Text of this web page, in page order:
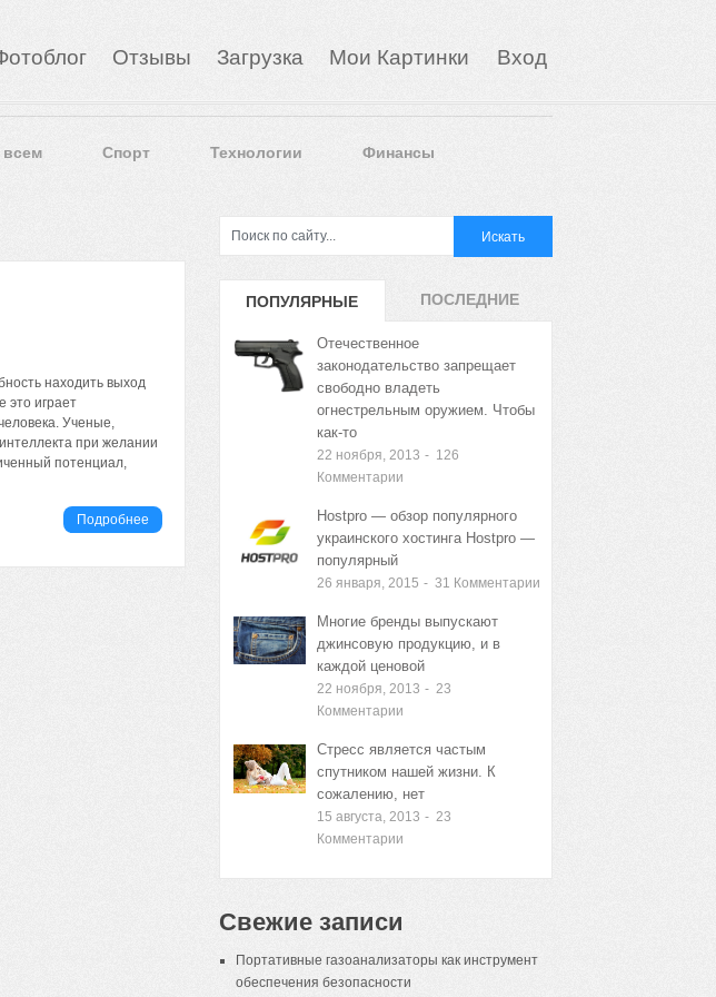
Отзывы Загрузка Мои Картинки Вход
Спорт Технологии Финансы
находить выход
это играет
Ученые,
при желании
потенциал,
Подробнее
ПОПУЛЯРНЫЕ
ЗАПИСИ
ПОСЛЕДНИЕ
Отечественное
законодательство запрещает
свободно владеть
огнестрельным оружием. Чтобы
как-то
22 ноября, 2013 - 126
Комментарии
Hostpro — обзор популярного
украинского хостинга Hostpro —
популярный
26 января, 2015 - 31 Комментарии
Многие бренды выпускают
джинсовую продукцию, и в
каждой ценовой
22 ноября, 2013 - 23
Комментарии
Стресс является частым
спутником нашей жизни. К
сожалению, нет
15 августа, 2013 - 23
Комментарии
Свежие записи
Портативные газоанализаторы как инструмент
обеспечения безопасности